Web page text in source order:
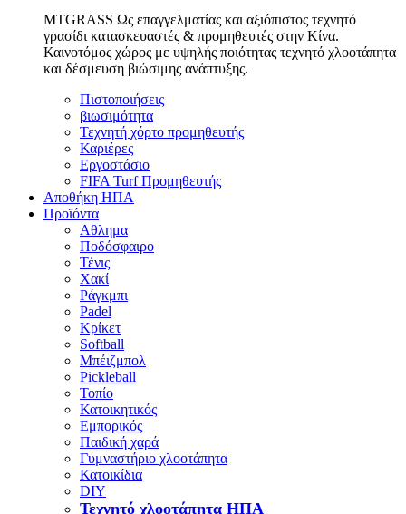
MTGRASS Ως επαγγελματίας και αξιόπιστος τεχνητό
γρασίδι κατασκευαστές & προμηθευτές στην Κίνα.
Καινοτόμος χώρος με υψηλής ποιότητας τεχνητό χλοοτάπητα
και δέσμευση βιώσιμης ανάπτυξης.
Πιστοποιήσεις
βιωσιμότητα
Τεχνητή χόρτο προμηθευτής
Καριέρες
Εργοστάσιο
FIFA Turf Προμηθευτής
Αποθήκη ΗΠΑ
Προϊόντα
Αθλημα
Ποδόσφαιρο
Τένις
Χακί
Ράγκμπι
Padel
Κρίκετ
Softball
Μπέιζμπολ
Pickleball
Τοπίο
Κατοικητικός
Εμπορικός
Παιδική χαρά
Γυμναστήριο χλοοτάπητα
Κατοικίδια
DIY
Τεχνητό χλοοτάπητα ΗΠΑ